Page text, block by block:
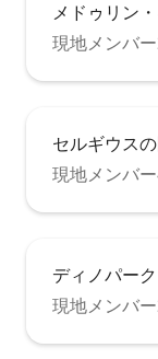
メドゥリン
現地メンバ
セルギウス
現地メンバ
ディノパー
現地メンバ